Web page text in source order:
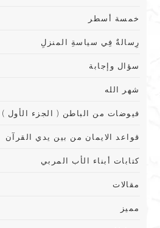
خمسة أسطر
رِسالةٌ فِي سياسةِ المنزلِ
سؤال وإجابة
شهر الله
فيوضات من الباطن ( الجزء الأول )
قواعد الايمان من بين يدي القرآن
كتابات أبناء الأب المربي
مقالات
مميز